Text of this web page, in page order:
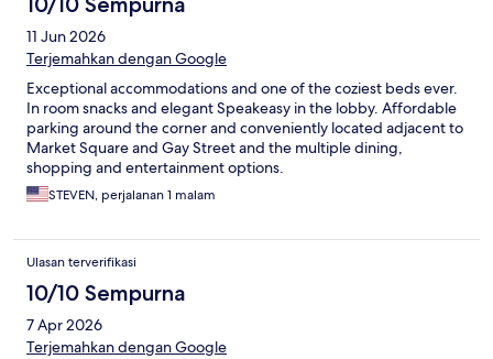
11 Jun 2026
Terjemahkan dengan Google
Exceptional accommodations and one of the coziest beds ever.
In room snacks and elegant Speakeasy in the lobby. Affordable
parking around the corner and conveniently located adjacent to
Market Square and Gay Street and the multiple dining,
shopping and entertainment options.
STEVEN, perjalanan 1 malam
Ulasan terverifikasi
10/10 Sempurna
7 Apr 2026
Terjemahkan dengan Google